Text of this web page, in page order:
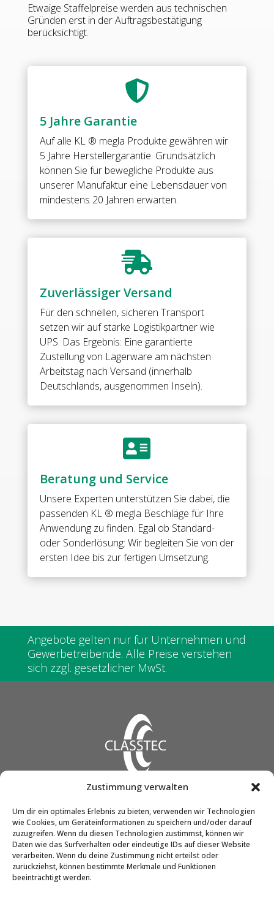
Zustimmung verwalten
Um dir ein optimales Erlebnis zu bieten, verwenden wir Technologien
wie Cookies, um Geräteinformationen zu speichern und/oder darauf
zuzugreifen. Wenn du diesen Technologien zustimmst, können wir
Daten wie das Surfverhalten oder eindeutige IDs auf dieser Website
verarbeiten. Wenn du deine Zustimmung nicht erteilst oder
zurückziehst, können bestimmte Merkmale und Funktionen
beeinträchtigt werden.
•
Oberfläche:
glanzverchromt
für
Menge
Etwaige Staffelpreise werden aus technischen
Gründen erst in der Auftragsbestätigung
berücksichtigt.

5 Jahre Garantie
Auf alle KL ® megla Produkte gewähren wir
5 Jahre Herstellergarantie. Grundsätzlich
können Sie für bewegliche Produkte aus
unserer Manufaktur eine Lebensdauer von
mindestens 20 Jahren erwarten.

Zuverlässiger Versand
Für den schnellen, sicheren Transport
setzen wir auf starke Logistikpartner wie
UPS. Das Ergebnis: Eine garantierte
Zustellung von Lagerware am nächsten
Arbeitstag nach Versand (innerhalb
Deutschlands, ausgenommen Inseln).

Beratung und Service
Unsere Experten unterstützen Sie dabei, die
passenden KL ® megla Beschläge für Ihre
Anwendung zu finden. Egal ob Standard-
oder Sonderlösung: Wir begleiten Sie von der
ersten Idee bis zur fertigen Umsetzung.
Angebote gelten nur für Unternehmen und
Gewerbetreibende. Alle Preise verstehen
sich zzgl. gesetzlicher MwSt.
CLASSTEC GmbH & Co. KG
Friedrich-Engels-Str. 12
51545 Waldbröl
Telefon:02291 / 90298-0